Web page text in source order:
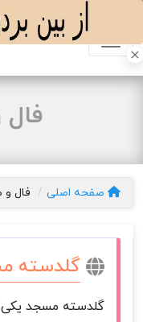
فال
صفحه اصلی فال و
گلدسته
گلدسته مسجد یکی